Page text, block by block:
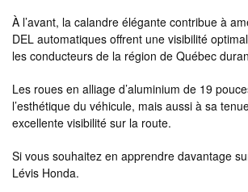
À l’avant, la calandre élégante contribue à
DEL automatiques offrent une visibilité
les conducteurs de la région de Québec
Les roues en alliage d’aluminium de 19
l’esthétique du véhicule, mais aussi à sa
excellente visibilité sur la route.
Si vous souhaitez en apprendre davantage
Lévis Honda.